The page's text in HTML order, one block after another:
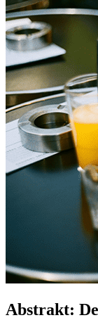
Abstrakt: